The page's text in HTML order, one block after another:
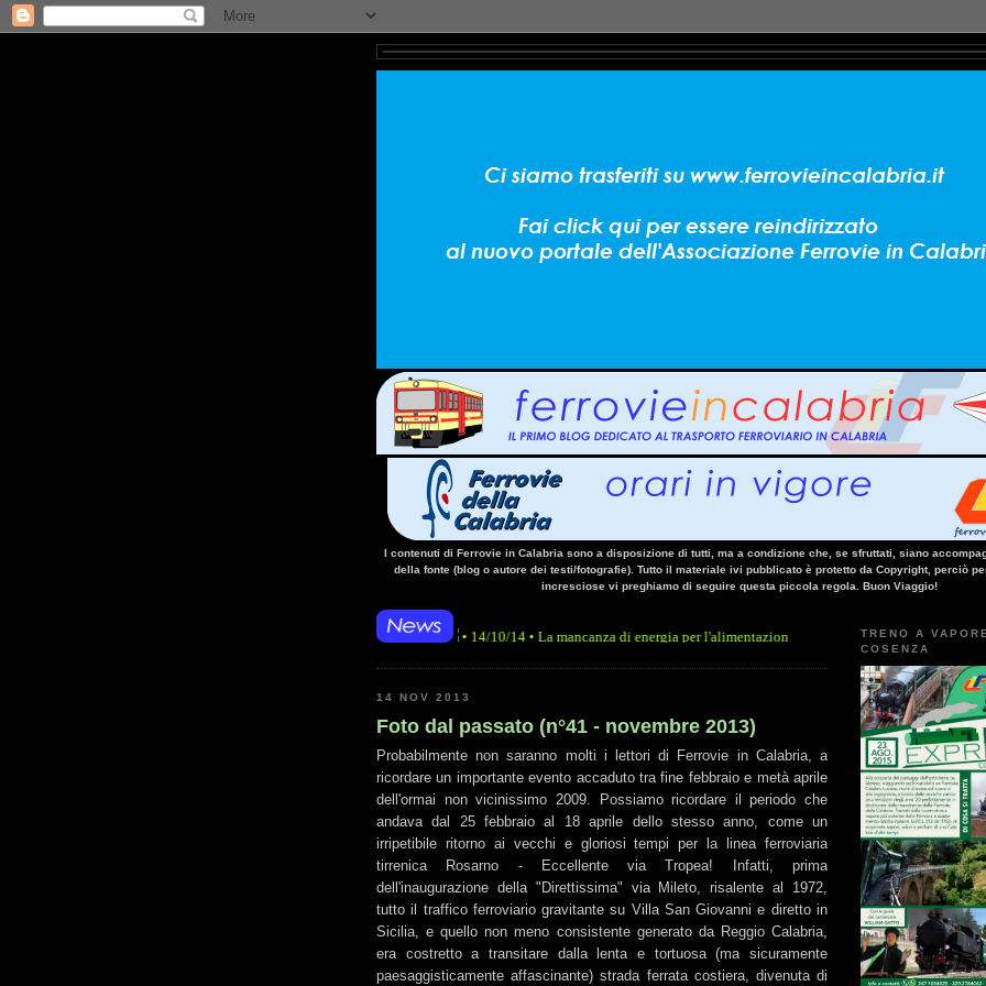
I contenuti di Ferrovie in Calabria sono a disposizione di tutti, ma a condizione che, se sfruttati, siano
della fonte (blog o autore dei testi/fotografie). Tutto il materiale ivi pubblicato è protetto da Copyright, perciò
incresciose vi preghiamo di seguire questa piccola regola. Buon Viaggio!
• 14/10/14 • La mancanza di energia per l'alimentazione elettrica, sulla linea Paola - Cosenza,
14 NOV 2013
Foto dal passato (n°41 - novembre 2013)
Probabilmente non saranno molti i lettori di Ferrovie in Calabria, a
ricordare un importante evento accaduto tra fine febbraio e metà aprile
dell'ormai non vicinissimo 2009. Possiamo ricordare il periodo che
andava dal 25 febbraio al 18 aprile dello stesso anno, come un
irripetibile ritorno ai vecchi e gloriosi tempi per la linea ferroviaria
tirrenica Rosarno - Eccellente via Tropea! Infatti, prima
dell'inaugurazione della "Direttissima" via Mileto, risalente al 1972,
tutto il traffico ferroviario gravitante su Villa San Giovanni e diretto in
Sicilia, e quello non meno consistente generato da Reggio Calabria,
era costretto a transitare dalla lenta e tortuosa (ma sicuramente
paesaggisticamente affascinante) strada ferrata costiera, divenuta di
TRENO A
COSENZA